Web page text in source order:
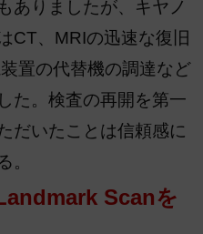
ありましたが、キヤノ
CT、MRIの迅速な復旧
置の代替機の調達など
た。検査の再開を第一
だいたことは信頼感に
。
Scanを